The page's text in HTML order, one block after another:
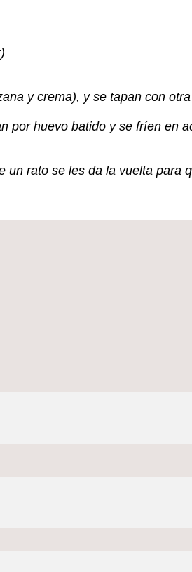
y crema), y se tapan con
huevo batido y se fríen en
rato se les da la vuelta para